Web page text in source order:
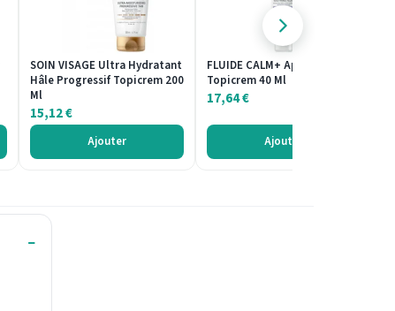
SOIN VISAGE Ultra Hydratant
Hâle Progressif Topicrem 200
Ml
15,12€
Ajouter
FLUIDE CALM+ Apaisant
Topicrem 40 Ml
17,64€
Ajouter